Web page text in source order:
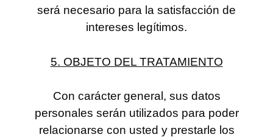
será necesario para la satisfacción de
intereses legítimos.
5. OBJETO DEL TRATAMIENTO
Con carácter general, sus datos
personales serán utilizados para poder
relacionarse con usted y prestarle los